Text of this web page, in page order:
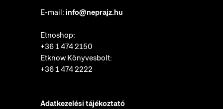
E-mail: info@neprajz.hu
Etnoshop:
+36 1 474 2150
Etknow Könyvesbolt:
+36 1 474 2222
Adatkezelési tájékoztató